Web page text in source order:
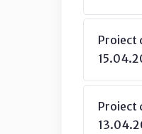
Proiect
Proiect